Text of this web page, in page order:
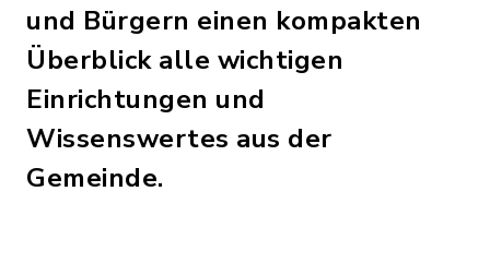
und Bürgern einen kompakten
Überblick alle wichtigen
Einrichtungen und
Wissenswertes aus der
Gemeinde.